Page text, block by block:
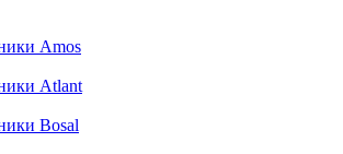
Amos
Atlant
Bosal